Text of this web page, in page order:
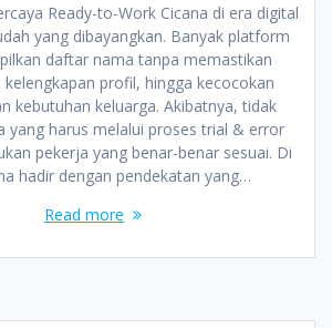
Ready-to-Work Cicana di era digital
yang dibayangkan. Banyak platform
daftar nama tanpa memastikan
profil, hingga kecocokan
kebutuhan keluarga. Akibatnya, tidak
yang harus melalui proses trial & error
pekerja yang benar-benar sesuai. Di
hadir dengan pendekatan yang…
Read more